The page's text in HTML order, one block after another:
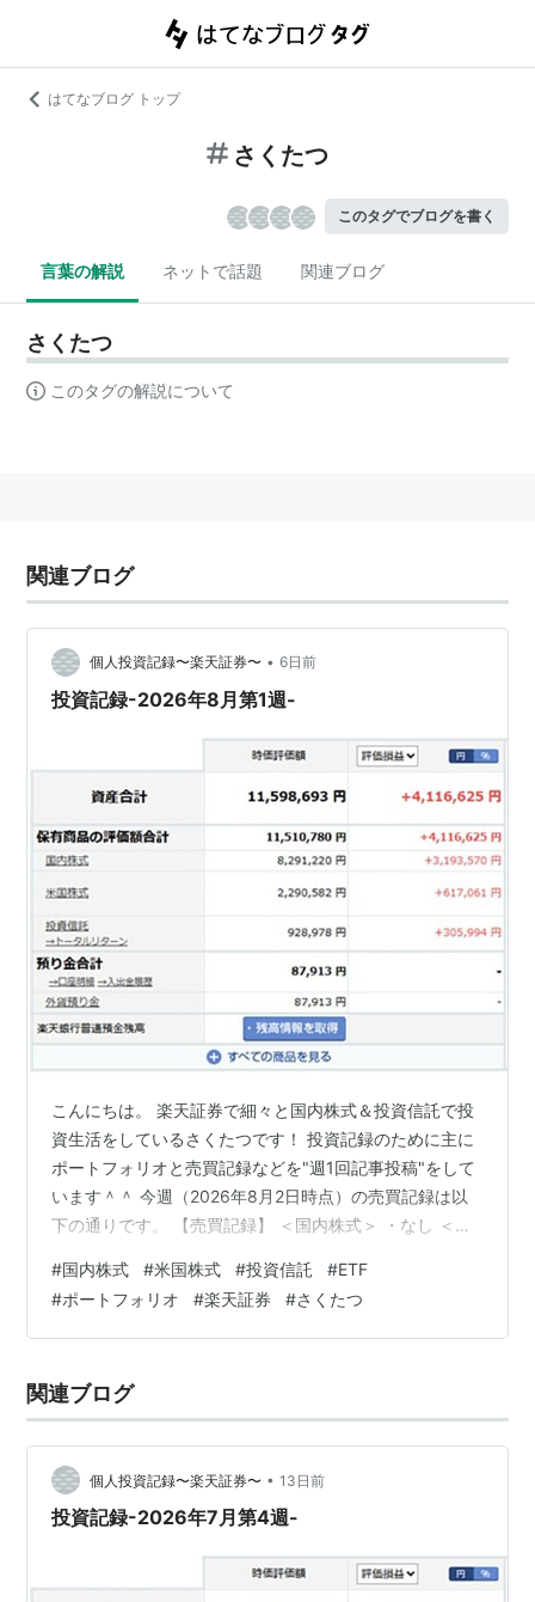
はてなブログ トップ
さくたつ
このタグでブログを書く
言葉の解説 ネットで話題 関連ブログ
さくたつ
このタグの解説について
関連ブログ
個人投資記録〜楽天証券〜 • 6日前
投資記録-2026年8月第1週-
こんにちは。 楽天証券で細々と国内株式＆投資信託で投
資生活をしているさくたつです！ 投資記録のために主に
ポートフォリオと売買記録などを"週1回記事投稿"をして
います＾＾ 今週（2026年8月2日時点）の売買記録は以
下の通りです。 【売買記録】 ＜国内株式＞ ・なし ＜米
オ】 ＜資産合計＞ ＜資産比率＞ ＜保有商品詳細＞ 先週
との評価損益比較は-158,694円となりました。 ・国内株
式：今週8,242,310円－先週8,291,220円＝-48,910円 ・
＝-95,524円 ・投…
#国内株式 #米国株式 #投資信託 #ETF
#ポートフォリオ #楽天証券 #さくたつ
関連ブログ
個人投資記録〜楽天証券〜 • 13日前
投資記録-2026年7月第4週-